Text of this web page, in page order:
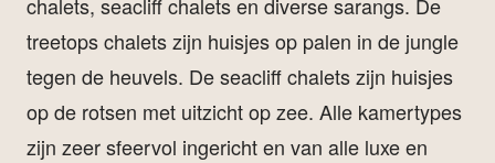
treetops chalets zijn huisjes op palen in de jungle
tegen de heuvels. De seacliff chalets zijn huisjes
op de rotsen met uitzicht op zee. Alle kamertypes
zijn zeer sfeervol ingericht en van alle luxe en